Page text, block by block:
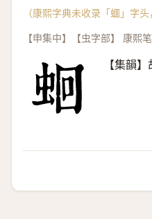
（康熙字典未收录「蜖」字
【申集中】【虫字部】 康熙
【集韻